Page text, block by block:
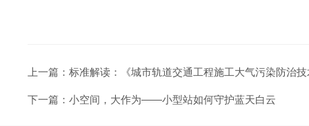
上一篇： 标准解读：《城市轨道交通工程施工大气污染防治
下一篇： 小空间，大作为——小型站如何守护蓝天白云